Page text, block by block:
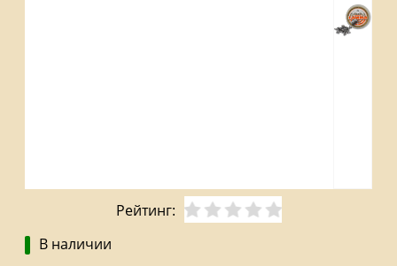
Рейтинг:
В наличии